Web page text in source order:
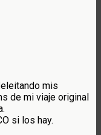
mis
de mi viaje original
si los hay.